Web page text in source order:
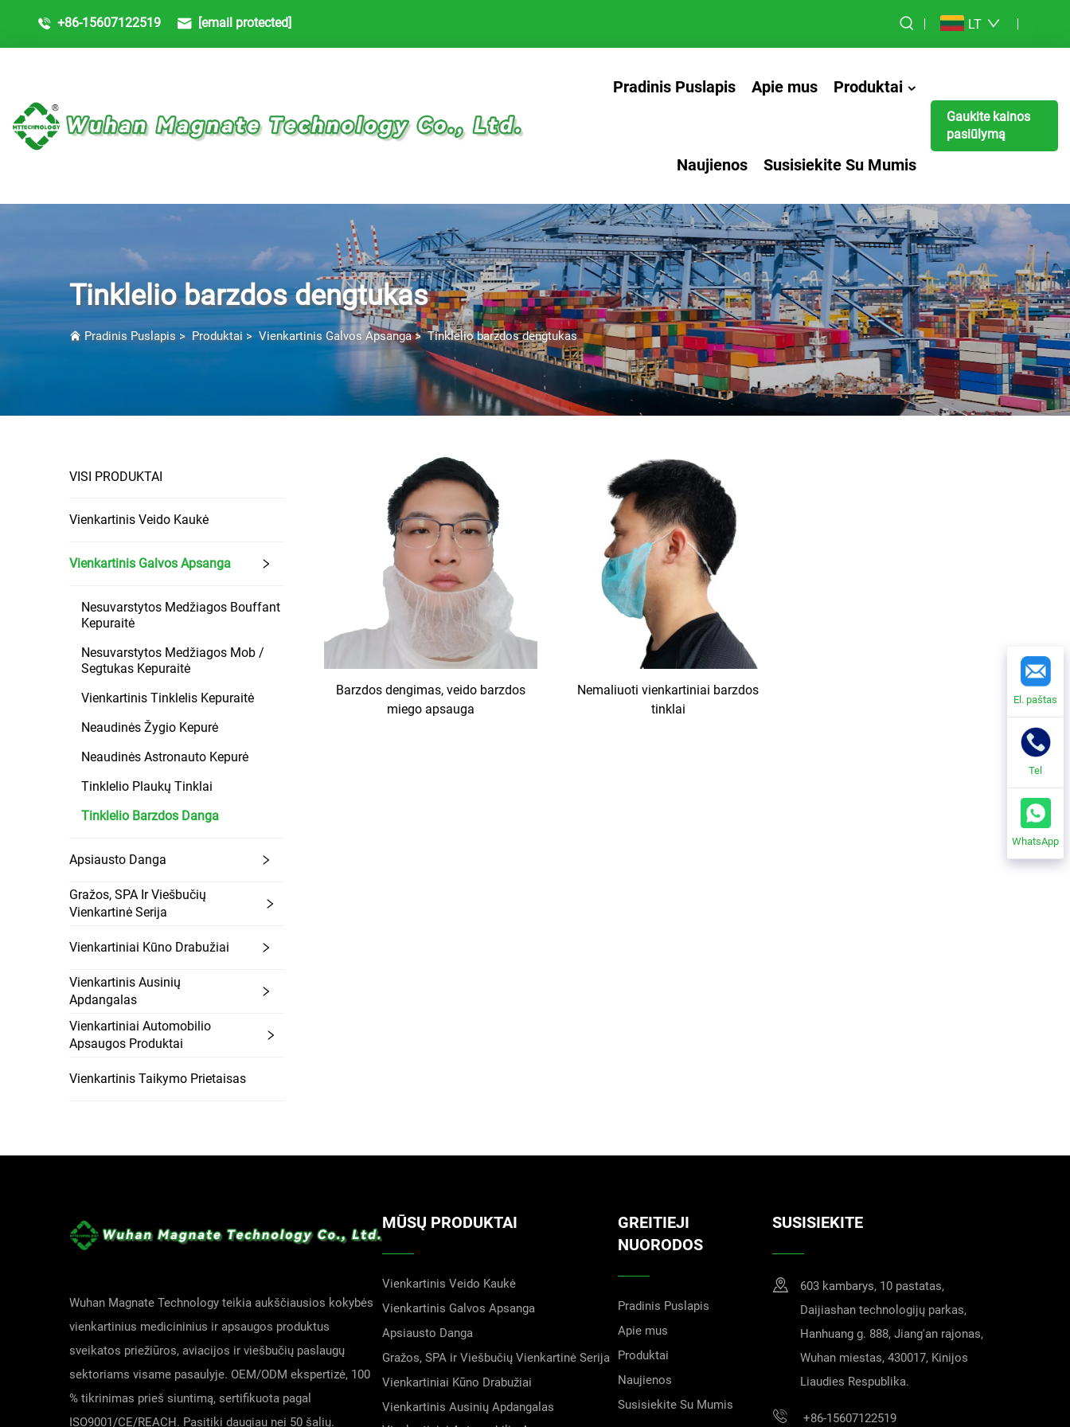
+86-15607122519 [email protected] LT
Pradinis Puslapis Apie mus Produktai
Naujienos Susisiekite Su Mumis
Gaukite kainos
pasiūlymą
Tinklelio barzdos dengtukas
Pradinis Puslapis > Produktai > Vienkartinis Galvos Apsanga>Tinklelio barzdos dengtukas
VISI PRODUKTAI
Vienkartinis Veido Kaukė
Vienkartinis Galvos Apsanga
Nesuvarstytos Medžiagos Bouffant
Kepuraitė
Nesuvarstytos Medžiagos Mob /
Segtukas Kepuraitė
Vienkartinis Tinklelis Kepuraitė
Neaudinės Žygio Kepurė
Neaudinės Astronauto Kepurė
Tinklelio Plaukų Tinklai
Tinklelio Barzdos Danga
Apsiausto Danga
Gražos, SPA Ir Viešbučių
Vienkartinė Serija
Vienkartiniai Kūno Drabužiai
Vienkartinis Ausinių
Apdangalas
Vienkartiniai Automobilio
Apsaugos Produktai
Vienkartinis Taikymo Prietaisas
Barzdos dengimas, veido barzdos
miego apsauga
Nemaliuoti vienkartiniai barzdos
tinklai
El. paštas
Tel
WhatsApp
Wuhan Magnate Technology teikia aukščiausios kokybės
vienkartinius medicininius ir apsaugos produktus
sveikatos priežiūros, aviacijos ir viešbučių paslaugų
sektoriams visame pasaulyje. OEM/ODM ekspertizė, 100
% tikrinimas prieš siuntimą, sertifikuota pagal
ISO9001/CE/REACH. Pasitiki daugiau nei 50 šalių.
MŪSŲ PRODUKTAI
Vienkartinis Veido Kaukė
Vienkartinis Galvos Apsanga
Apsiausto Danga
Gražos, SPA ir Viešbučių Vienkartinė Serija
Vienkartiniai Kūno Drabužiai
Vienkartinis Ausinių Apdangalas
GREITIEJI
NUORODOS
Pradinis Puslapis
Apie mus
Produktai
Naujienos
Susisiekite Su Mumis
SUSISIEKITE
603 kambarys, 10 pastatas,
Daijiashan technologijų parkas,
Hanhuang g. 888, Jiang'an rajonas,
Wuhan miestas, 430017, Kinijos
Liaudies Respublika.
+86-15607122519